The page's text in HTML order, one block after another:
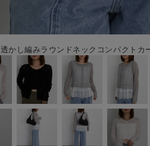
透かし編みラウンドネックコンパクトカ